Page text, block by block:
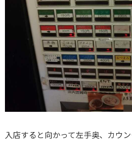
入店すると向かって左手奥、カウ